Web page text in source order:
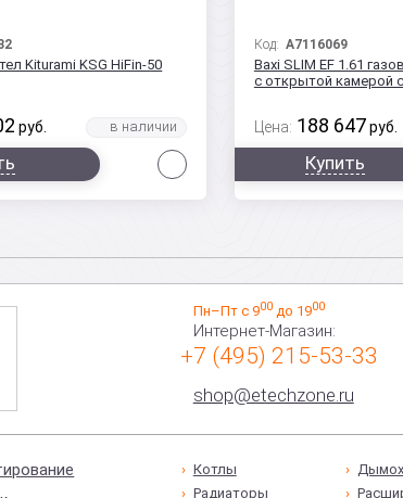
Kiturami KSG HiFin-50
руб.
Код: A7116069
Baxi SLIM EF 1.61
с открытой камерой
Цена: 188 647руб.
Купить
Пн–Пт с 900до 1900
Интернет-Магазин:
+7 (495) 215-53-33
shop@etechzone.ru
Котлы
Радиаторы